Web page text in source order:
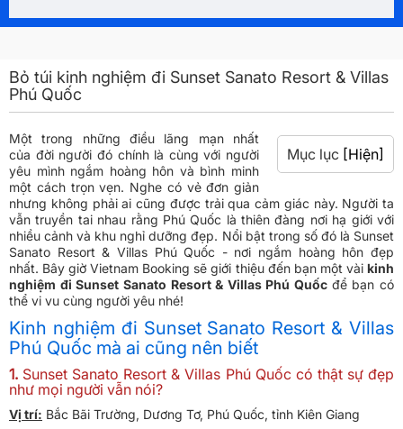
Bỏ túi kinh nghiệm đi Sunset Sanato Resort & Villas
Phú Quốc
Mục lục [Hiện]
Một trong những điều lãng mạn nhất
của đời người đó chính là cùng với người
yêu mình ngắm hoàng hôn và bình minh
một cách trọn vẹn. Nghe có vẻ đơn giản
nhưng không phải ai cũng được trải qua cảm giác này. Người ta
vẫn truyền tai nhau rằng Phú Quốc là thiên đàng nơi hạ giới với
nhiều cảnh và khu nghỉ dưỡng đẹp. Nổi bật trong số đó là Sunset
Sanato Resort & Villas Phú Quốc - nơi ngắm hoàng hôn đẹp
nhất. Bây giờ Vietnam Booking sẽ giới thiệu đến bạn một vài kinh
nghiệm đi Sunset Sanato Resort & Villas Phú Quốc để bạn có
thể vi vu cùng người yêu nhé!
Kinh nghiệm đi Sunset Sanato Resort & Villas
Phú Quốc mà ai cũng nên biết
1. Sunset Sanato Resort & Villas Phú Quốc có thật sự đẹp
như mọi người vẫn nói?
Vị trí: Bắc Bãi Trường, Dương Tơ, Phú Quốc, tỉnh Kiên Giang